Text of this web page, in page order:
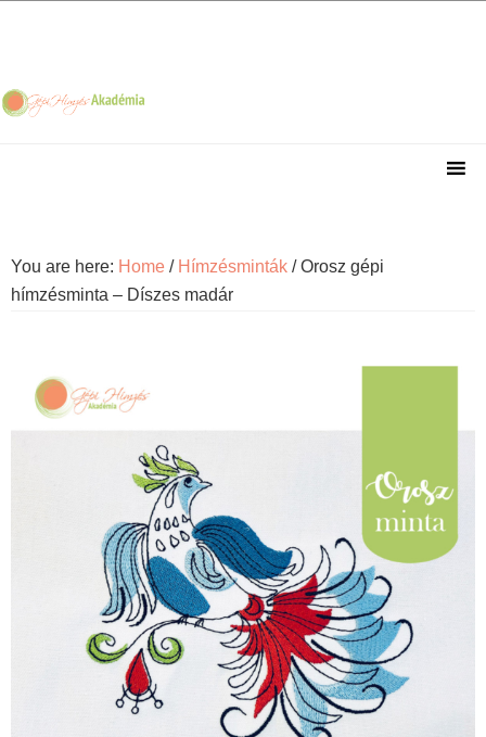
navigation
content
sidebar
You are here: Home / Hímzésminták / Orosz gépi
hímzésminta – Díszes madár